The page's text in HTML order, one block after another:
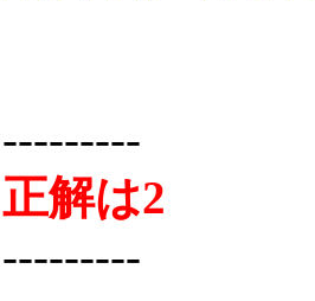
---------
正解は2
---------